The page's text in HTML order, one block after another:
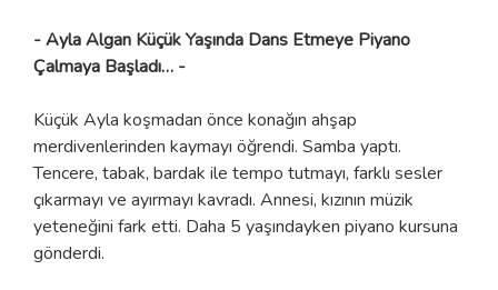
- Ayla Algan Küçük Yaşında Dans Etmeye Piyano
Çalmaya Başladı… -
Küçük Ayla koşmadan önce konağın ahşap
merdivenlerinden kaymayı öğrendi. Samba yaptı.
Tencere, tabak, bardak ile tempo tutmayı, farklı sesler
çıkarmayı ve ayırmayı kavradı. Annesi, kızının müzik
yeteneğini fark etti. Daha 5 yaşındayken piyano kursuna
gönderdi.